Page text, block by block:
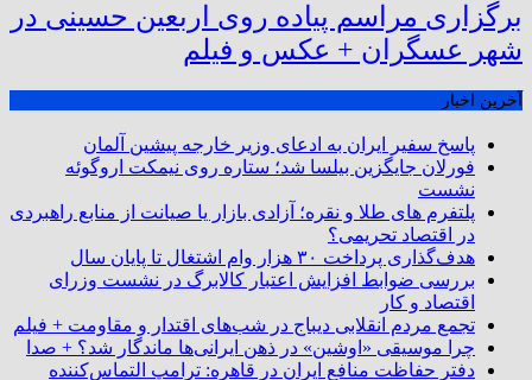
برگزاری مراسم پیاده روی اربعین حسینی در
شهر عسگران + عکس و فیلم
آخرین اخبار
پاسخ سفیر ایران به ادعای وزیر خارجه پیشین آلمان
فورلان جایگزین بیلسا شد؛ ستاره روی نیمکت اروگوئه
نشست
پلتفرم ‌های طلا و نقره؛ آزادی بازار یا صیانت از منابع راهبردی
در اقتصاد تحریمی؟
هدف‌گذاری پرداخت ۳۰ هزار وام اشتغال تا پایان سال
بررسی ضوابط افزایش اعتبار کالابرگ در نشست وزرای
اقتصاد و کار
تجمع مردم انقلابی دیباج در شب‌های اقتدار و مقاومت + فیلم
چرا موسیقی «اوشین» در ذهن ایرانی‌ها ماندگار شد؟ + صدا
دفتر حفاظت منافع ایران در قاهره: ترامپ التماس‌کننده